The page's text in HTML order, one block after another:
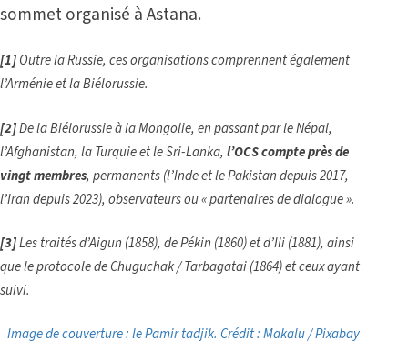
sommet organisé à Astana.
[1]Outre la Russie, ces organisations comprennent également
l’Arménie et la Biélorussie.
[2]De la Biélorussie à la Mongolie, en passant par le Népal,
l’Afghanistan, la Turquie et le Sri-Lanka,l’OCS compte près de
vingt membres, permanents (l’Inde et le Pakistan depuis 2017,
l’Iran depuis 2023), observateurs ou « partenaires de dialogue ».
[3]Les traités d’Aigun (1858), de Pékin (1860) et d’Ili (1881), ainsi
que le protocole de Chuguchak / Tarbagatai (1864) et ceux ayant
suivi.
Image de couverture : le Pamir tadjik. Crédit : Makalu / Pixabay